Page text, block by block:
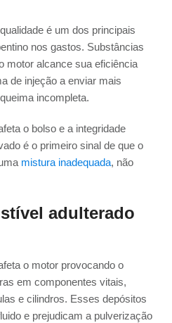
é um dos principais
nos gastos. Substâncias
motor alcance sua eficiência
de injeção a enviar mais
incompleta.
o bolso e a integridade
é o primeiro sinal de que o
mistura inadequada, não
adulterado
o motor provocando o
em componentes vitais,
e cilindros. Esses depósitos
e prejudicam a pulverização